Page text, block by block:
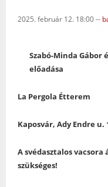
2025. február 12. 18:00--
Szabó-Minda Gábor
előadása
La Pergola Étterem
Kaposvár, Ady Endre u.
A svédasztalos
szükséges!